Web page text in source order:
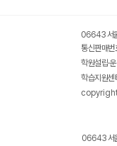
06643 서
통신판매
학원설립·
학습지원
06643 서